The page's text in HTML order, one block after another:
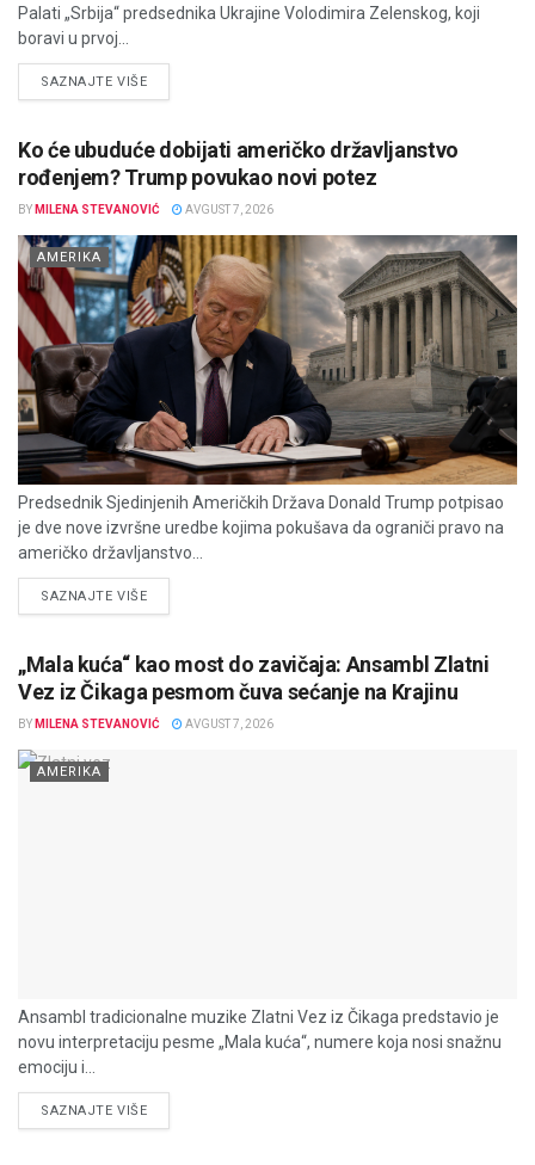
Palati „Srbija“ predsednika Ukrajine Volodimira Zelenskog, koji
boravi u prvoj...
SAZNAJTE VIŠEDETAILS
Ko će ubuduće dobijati američko državljanstvo
rođenjem? Trump povukao novi potez
BY MILENA STEVANOVIĆ AVGUST 7, 2026
AMERIKA
Predsednik Sjedinjenih Američkih Država Donald Trump potpisao
je dve nove izvršne uredbe kojima pokušava da ograniči pravo na
američko državljanstvo...
SAZNAJTE VIŠEDETAILS
„Mala kuća“ kao most do zavičaja: Ansambl Zlatni
Vez iz Čikaga pesmom čuva sećanje na Krajinu
BY MILENA STEVANOVIĆ AVGUST 7, 2026
AMERIKA
Ansambl tradicionalne muzike Zlatni Vez iz Čikaga predstavio je
novu interpretaciju pesme „Mala kuća“, numere koja nosi snažnu
emociju i...
SAZNAJTE VIŠEDETAILS